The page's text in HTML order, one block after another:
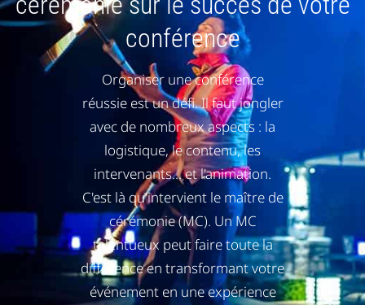
conférence
Organiser une conférence
réussie est un défi. Il faut jongler
avec de nombreux aspects : la
logistique, le contenu, les
intervenants... et l'animation.
C'est là qu'intervient le maître de
cérémonie (MC). Un MC
talentueux peut faire toute la
différence en transformant votre
événement en une expérience